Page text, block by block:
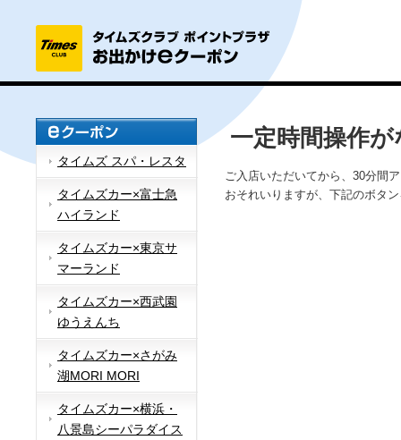
タイムズ スパ・レスタ
タイムズカー×富士急
ハイランド
タイムズカー×東京サ
マーランド
タイムズカー×西武園
ゆうえんち
タイムズカー×さがみ
湖MORI MORI
タイムズカー×横浜・
八景島シーパラダイス
一定時間操作
ご入店いただいてから、30分間
おそれいりますが、下記のボタ